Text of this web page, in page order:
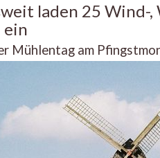
laden 25 Wind-
ein
Mühlentag am